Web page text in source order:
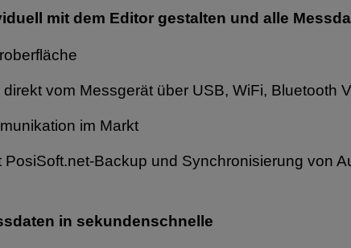
mit dem Editor gestalten und alle
vom Messgerät über USB, WiFi, Bluetooth
im Markt
PosiSoft.net-Backup und Synchronisierung von
in sekundenschnelle